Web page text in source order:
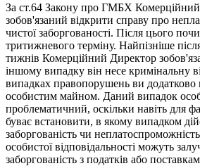
За ст.64 Закону про ГМБХ
зобов'язаний відкрити справу про
чистої заборгованості. Після цього
тритижневого терміну. Найпізніше
тижнів Комерційний Директор
іншому випадку він несе кримінальну
випадках правопорушень ви додатково
особистим майном. Даний випадок
проблематичний, оскільки навіть для
буває встановити, в якому випадком
заборгованість чи
особистої відповідальності можуть
заборгованість з податків або